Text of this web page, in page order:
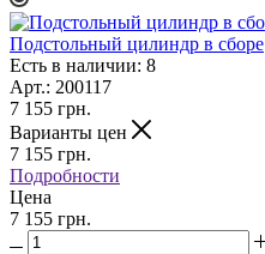
Подстольный цилиндр в сборе
Есть в наличии: 8
Арт.: 200117
7 155 грн.
Варианты цен
7 155 грн.
Подробности
Цена
7 155 грн.